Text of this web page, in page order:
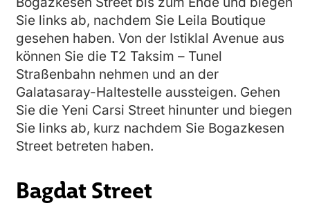
Sie links ab, nachdem Sie Leila Boutique
gesehen haben. Von der Istiklal Avenue aus
können Sie die T2 Taksim – Tunel
Straßenbahn nehmen und an der
Galatasaray-Haltestelle aussteigen. Gehen
Sie die Yeni Carsi Street hinunter und biegen
Sie links ab, kurz nachdem Sie Bogazkesen
Street betreten haben.
Bagdat Street